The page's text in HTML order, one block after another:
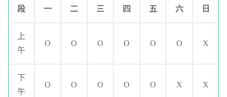
段
一
二
三
四
五
六
日
上
午
O O O O O O X
下
午
O O O O O X X